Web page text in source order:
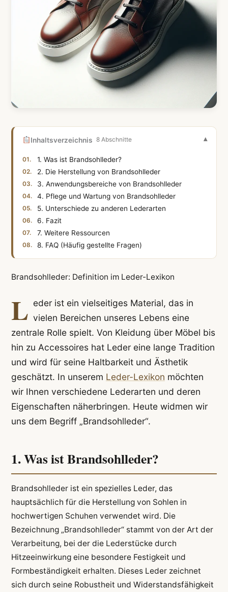
Inhaltsverzeichnis 8 Abschnitte
1. Was ist Brandsohlleder?
2. Die Herstellung von Brandsohlleder
3. Anwendungsbereiche von Brandsohlleder
4. Pflege und Wartung von Brandsohlleder
5. Unterschiede zu anderen Lederarten
6. Fazit
7. Weitere Ressourcen
8. FAQ (Häufig gestellte Fragen)
Brandsohlleder: Definition im Leder-Lexikon
L eder ist ein vielseitiges Material, das in
vielen Bereichen unseres Lebens eine
zentrale Rolle spielt. Von Kleidung über Möbel bis
hin zu Accessoires hat Leder eine lange Tradition
und wird für seine Haltbarkeit und Ästhetik
geschätzt. In unserem Leder-Lexikon möchten
wir Ihnen verschiedene Lederarten und deren
Eigenschaften näherbringen. Heute widmen wir
uns dem Begriff „Brandsohlleder“.
1. Was ist Brandsohlleder?
Brandsohlleder ist ein spezielles Leder, das
hauptsächlich für die Herstellung von Sohlen in
hochwertigen Schuhen verwendet wird. Die
Bezeichnung „Brandsohlleder“ stammt von der Art der
Verarbeitung, bei der die Lederstücke durch
Hitzeeinwirkung eine besondere Festigkeit und
Formbeständigkeit erhalten. Dieses Leder zeichnet
sich durch seine Robustheit und Widerstandsfähigkeit